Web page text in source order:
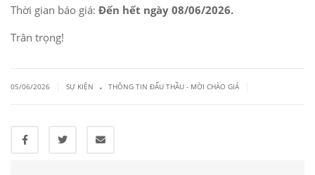
Thời gian báo giá: Đến hết ngày 08/06/2026.
Trân trọng!
05/06/2026 SỰ KIỆN . THÔNG TIN ĐẤU THẦU - MỜI CHÀO GIÁ